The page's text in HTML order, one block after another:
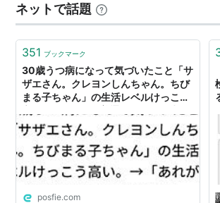
ネットで話題
351 ブックマーク
30歳うつ病になって気づいたこと「サ
ザエさん。クレヨンしんちゃん。ちび
まる子ちゃん」の生活レベルけっこう
にくい」
posfie.com